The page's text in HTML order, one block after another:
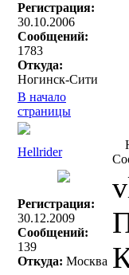
Регистрация:
30.10.2006
Сообщений:
1783
Откуда:
Ногинск-Сити
В начало
страницы
Hellrider
Регистрация:
30.12.2009
Сообщений:
139
Откуда: Москва